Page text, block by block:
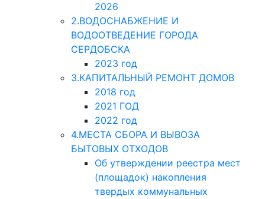
2026
2.ВОДОСНАБЖЕНИЕ И
ВОДООТВЕДЕНИЕ ГОРОДА
СЕРДОБСКА
2023 год
3.КАПИТАЛЬНЫЙ РЕМОНТ ДОМОВ
2018 год
2021 ГОД
2022 год
4.МЕСТА СБОРА И ВЫВОЗА
БЫТОВЫХ ОТХОДОВ
Об утверждении реестра мест
(площадок) накопления
твердых коммунальных